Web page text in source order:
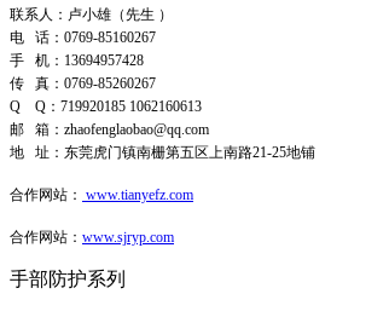
联系人：卢小雄（先生 ）
电 话：0769-85160267
手 机：13694957428
传 真：0769-85260267
Q Q ： 719920185 1062160613
邮 箱 ： zhaofenglaobao@qq.com
地 址 ： 东莞虎门镇南栅第五区上南路21-25地铺
合作网站 ： www.tianyefz.com
合作网站： www.sjryp.com
手部防护系列